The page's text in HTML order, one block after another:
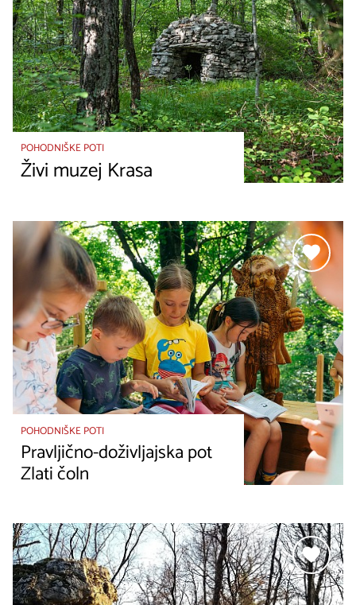
POHODNIŠKE POTI
Živi muzej Krasa
POHODNIŠKE POTI
Pravljično-doživljajska pot
Zlati čoln